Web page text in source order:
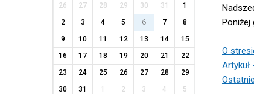
Poniżej
O
26 27 28 29 30 31
1
2
3 4 5 6 7
8
9
10 11 12 13 14
15
16
17 18 19 20 21
22
23
24 25 26 27 28
29
30
31 1 2 3 4 5